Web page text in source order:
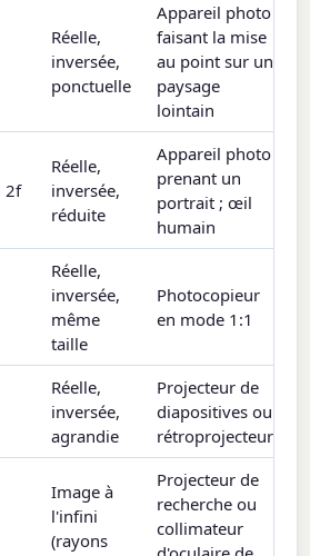
Réelle,
inversée,
ponctuelle
Appareil photo
faisant la mise
au point sur un
paysage
lointain
2f
Réelle,
inversée,
réduite
Appareil photo
prenant un
portrait ; œil
humain
Réelle,
inversée,
même
taille
Photocopieur
en mode 1:1
Réelle,
inversée,
agrandie
Projecteur de
diapositives ou
rétroprojecteur
Image à
l'infini
(rayons
Projecteur de
recherche ou
collimateur